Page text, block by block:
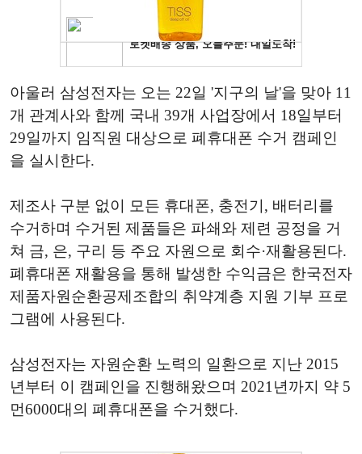
아울러 삼성전자는 오는 22일 '지구의 날'을 맞아 11
개 관계사와 함께 국내 39개 사업장에서 18일부터
29일까지 임직원 대상으로 폐휴대폰 수거 캠페인
을 실시한다.
제조사 구분 없이 모든 휴대폰, 충전기, 배터리를
수거하며 수거된 제품들은 파쇄와 제련 공정을 거
쳐 금, 은, 구리 등 주요 자원으로 회수·재활용된다.
폐휴대폰 재활용을 통해 발생한 수익금은 한국전자
제품자원순환공제조합의 취약계층 지원 기부 프로
그램에 사용된다.
삼성전자는 자원순환 노력의 일환으로 지난 2015
년부터 이 캠페인을 진행해왔으며 2021년까지 약 5
먼6000대의 폐휴대폰을 수거했다.